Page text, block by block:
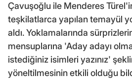
Çavuşoğlu ile Menderes
teşkilatlarca yapılan temayül
aldı. Yoklamalarında
mensuplarına 'Aday adayı
istediğiniz isimleri yazınız'
yöneltilmesinin etkili olduğu